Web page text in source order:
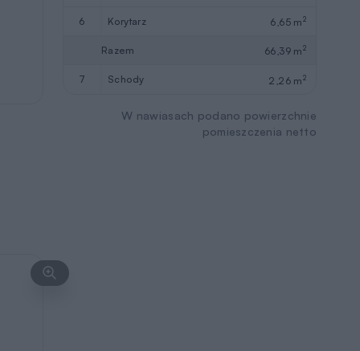
6 korytarz 6,65 m2
Razem 66,39 m2
7 schody 2,26 m2
W nawiasach podano powierzchnie
pomieszczenia netto